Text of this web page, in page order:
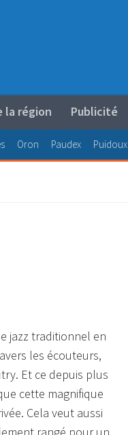
la région Publicité
Oron Paudex Puidoux
jazz traditionnel en
les écouteurs,
Et ce depuis plus
cette magnifique
Cela veut aussi
rangé pour un